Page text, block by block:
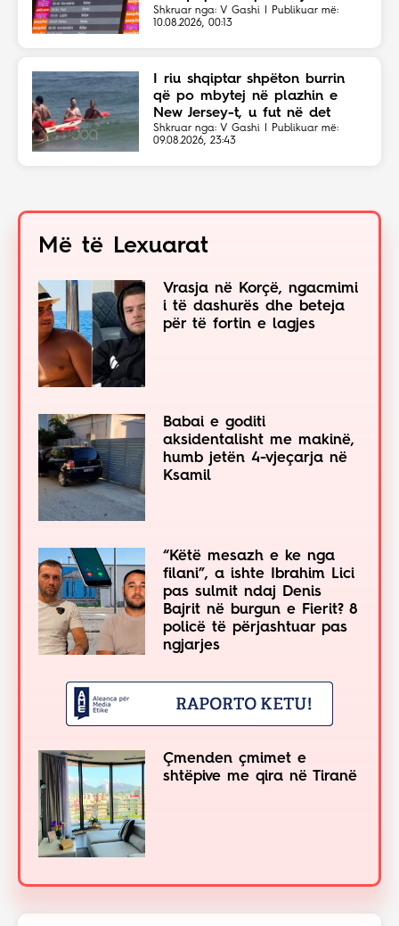
shpjegim!
Shkruar nga: V Gashi | Publikuar më:
10.08.2026, 00:13
I riu shqiptar shpëton burrin
që po mbytej në plazhin e
New Jersey-t, u fut në det
sapo dëgjoi thirrjet për ndihmë
Shkruar nga: V Gashi | Publikuar më:
09.08.2026, 23:43
Më të Lexuarat
Vrasja në Korçë, ngacmimi
i të dashurës dhe beteja
për të fortin e lagjes
Babai e goditi
aksidentalisht me makinë,
humb jetën 4-vjeçarja në
Ksamil
“Këtë mesazh e ke nga
filani”, a ishte Ibrahim Lici
pas sulmit ndaj Denis
Bajrit në burgun e Fierit? 8
policë të përjashtuar pas
ngjarjes
Çmenden çmimet e
shtëpive me qira në Tiranë